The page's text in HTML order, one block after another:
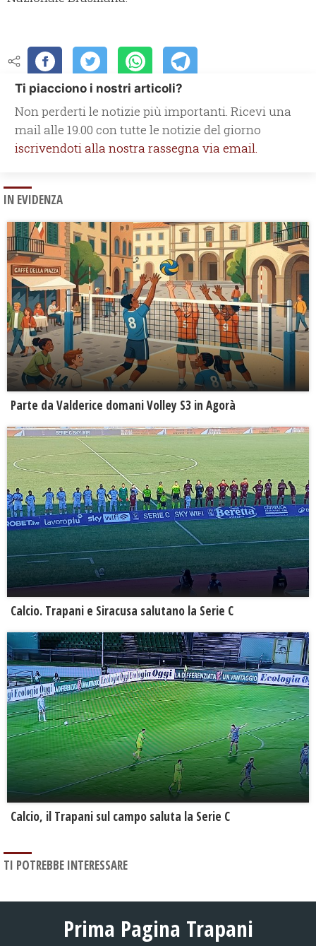
Ti piacciono i nostri articoli?
Non perderti le notizie più importanti. Ricevi una
mail alle 19.00 con tutte le notizie del giorno
iscrivendoti alla nostra rassegna via email.
IN EVIDENZA
Parte da Valderice domani Volley S3 in Agorà
Calcio. Trapani e Siracusa salutano la Serie C
Calcio, il Trapani sul campo saluta la Serie C
TI POTREBBE INTERESSARE
Prima Pagina Trapani